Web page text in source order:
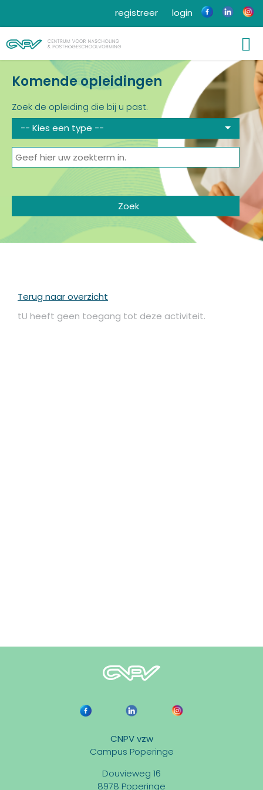
login
registreer
Komende opleidingen
Zoek de opleiding die bij u past.
-- Kies een type --
Terug naar overzicht
tU heeft geen toegang tot deze activiteit.
CNPV vzw
Campus Poperinge
Douvieweg 16
8978 Poperinge